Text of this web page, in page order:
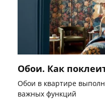
Обои. Как
Обои в квартире
важных функций